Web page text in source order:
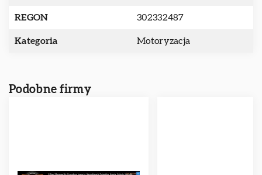
REGON 302332487
Kategoria Motoryzacja
Podobne firmy